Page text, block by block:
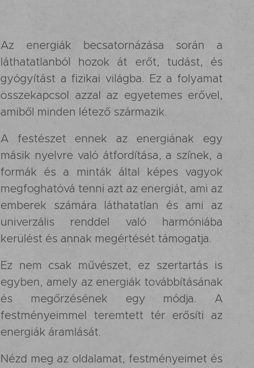
Az energiák becsatornázása során a
láthatatlanból hozok át erőt, tudást, és
gyógyítást a fizikai világba. Ez a folyamat
összekapcsol azzal az egyetemes erővel,
amiből minden létező származik.
A festészet ennek az energiának egy
másik nyelvre való átfordítása, a színek, a
formák és a minták által képes vagyok
megfoghatóvá tenni azt az energiát, ami az
emberek számára láthatatlan és ami az
univerzális renddel való harmóniába
kerülést és annak megértését támogatja.
Ez nem csak művészet, ez szertartás is
egyben, amely az energiák továbbításának
és megőrzésének egy módja. A
festményeimmel teremtett tér erősíti az
energiák áramlását.
Nézd meg az oldalamat, festményeimet és